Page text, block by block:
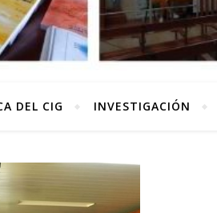
DEL CIG INVESTIGACIÓN